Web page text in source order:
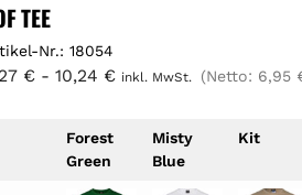
TEE
Nr.: 18054
€ -10,24 € inkl. MwSt. (Netto: 6,95
Forest
Green
Misty
Blue
Kit